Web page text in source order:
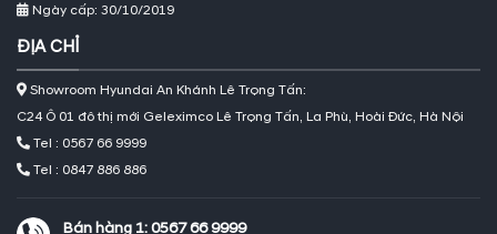
Ngày cấp: 30/10/2019
ĐỊA CHỈ
Showroom Hyundai An Khánh Lê Trọng Tấn:
C24 Ô 01 đô thị mới Geleximco Lê Trọng Tấn, La Phù, Hoài Đức, Hà Nội
Tel : 0567 66 9999
Tel : 0847 886 886
Bán hàng 1:0567 66 9999